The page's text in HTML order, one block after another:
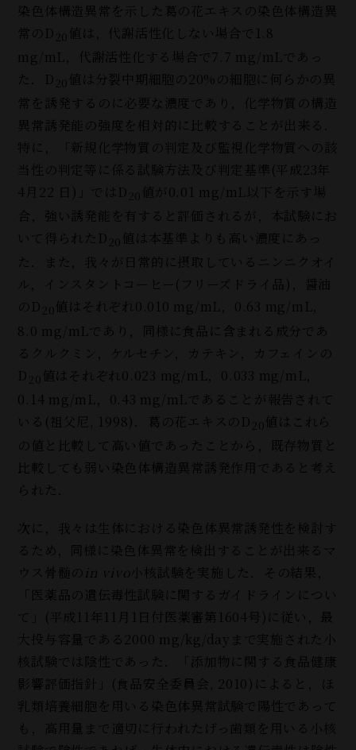
染色体構造異常を示した葛の花エキスの染色体構造異
常のD 20 値は，代謝活性化しない場合で1.8
mg/mL，代謝活性化する場合で7.7 mg/mLであっ
た．D 20 値は分裂中期細胞の20%の細胞に何らかの異
常を誘発するのに必要な濃度であり，化学物質の構造
異常誘発能の強度を相対的に比較することが出来る．
特に，「新規化学物質の判定及び監視化学物質への該
当性の判定等に係る試験方法及び判定基準(平成23年
4月22 日)」ではD 20 値が0.01 mg/mL以下を示す場
合，強い誘発能を有すると評価されるが，本試験にお
いて得られたD 20 値は本基準よりも高い濃度にあっ
た．また，我々が日常的に摂取しているニンニクオイ
ル，インスタントコーヒー(フリーズドライ品 ) ，醤油
のD 20 値はそれぞれ0.010 mg/mL，0.63 mg/mL，
8.0 mg/mLであり，同様に食品に含まれる成分であ
るクルクミン，ケルセチン，カテキン，カフェインの
D 20 値はそれぞれ0.023 mg/mL，0.033 mg/mL，
0.14 mg/mL，0.43 mg/mLであることが報告されて
いる(祖父尼, 1998)．葛の花エキスのD 20 値はこれら
の値と比較して高い値であったことから，既存物質と
比較しても弱い染色体構造異常誘発作用であると考え
られた．
次に，我々は生体における染色体異常誘発性を検討す
るため，同様に染色体異常を検出することが出来るマ
ウス骨髄のin vivo小核試験を実施した．その結果，
「医薬品の遺伝毒性試験に関するガイドラインについ
て」(平成11年11月1日付医薬審第1604号)に従い，最
大投与容量である2000 mg/kg/dayまで実施された小
核試験では陰性であった．「添加物に関する食品健康
影響評価指針」(食品安全委員会, 2010)によると，ほ
乳類培養細胞を用いる染色体異常試験で陽性であって
も，高用量まで適切に行われたげっ歯類を用いる小核